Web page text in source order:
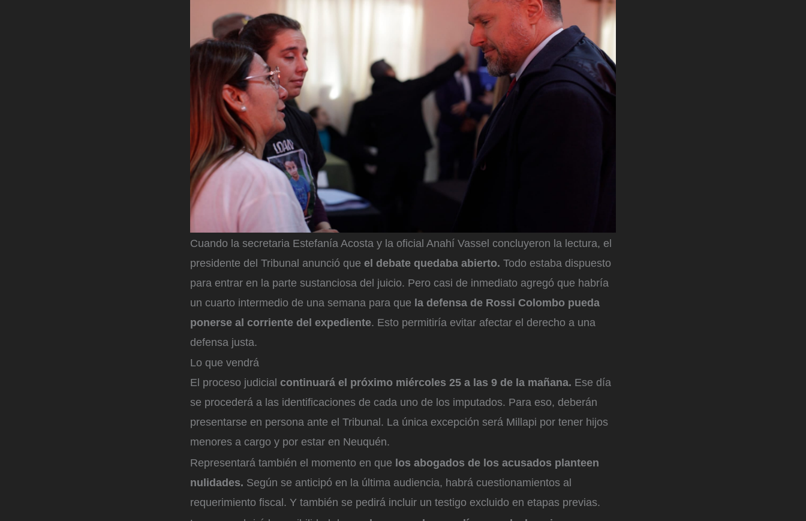
Cuando la secretaria Estefanía Acosta y la oficial Anahí Vassel concluyeron la lectura, el
presidente del Tribunal anunció que el debate quedaba abierto. Todo estaba dispuesto
para entrar en la parte sustanciosa del juicio. Pero casi de inmediato agregó que habría
un cuarto intermedio de una semana para que la defensa de Rossi Colombo pueda
ponerse al corriente del expediente. Esto permitiría evitar afectar el derecho a una
defensa justa.
Lo que vendrá
El proceso judicial continuará el próximo miércoles 25 a las 9 de la mañana. Ese día
se procederá a las identificaciones de cada uno de los imputados. Para eso, deberán
presentarse en persona ante el Tribunal. La única excepción será Millapi por tener hijos
menores a cargo y por estar en Neuquén.
Representará también el momento en que los abogados de los acusados planteen
nulidades. Según se anticipó en la última audiencia, habrá cuestionamientos al
requerimiento fiscal. Y también se pedirá incluir un testigo excluido en etapas previas.